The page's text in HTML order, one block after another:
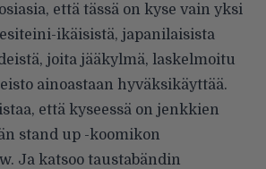
että tässä on kyse vain yksi
ikäisistä, japanilaisista
joita jääkylmä, laskelmoitu
ainoastaan hyväksikäyttää.
että kyseessä on jenkkien
stand up -koomikon
Ja katsoo taustabändin